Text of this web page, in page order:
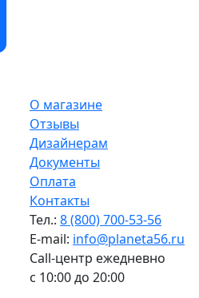
О магазине
Отзывы
Дизайнерам
Документы
Оплата
Контакты
Тел.: 8 (800) 700-53-56
E-mail: info@planeta56.ru
Call-центр ежедневно
с 10:00 до 20:00